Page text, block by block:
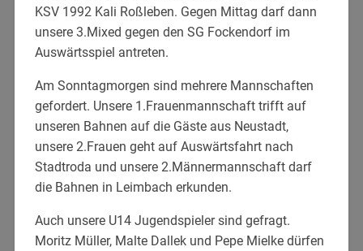
KSV 1992 Kali Roßleben. Gegen Mittag darf dann
unsere 3.Mixed gegen den SG Fockendorf im
Auswärtsspiel antreten.
Am Sonntagmorgen sind mehrere Mannschaften
gefordert. Unsere 1.Frauenmannschaft trifft auf
unseren Bahnen auf die Gäste aus Neustadt,
unsere 2.Frauen geht auf Auswärtsfahrt nach
Stadtroda und unsere 2.Männermannschaft darf
die Bahnen in Leimbach erkunden.
Auch unsere U14 Jugendspieler sind gefragt.
Moritz Müller, Malte Dallek und Pepe Mielke dürfen